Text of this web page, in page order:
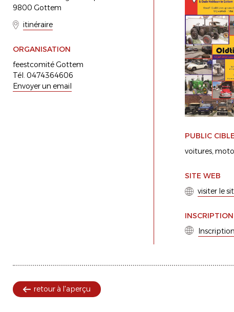
9800 Gottem
itinéraire
ORGANISATION
feestcomité Gottem
Tél. 0474364606
Envoyer un email
PUBLIC CIBLE
voitures
SITE WEB
visiter le
INSCRIPTION
retour à l'aperçu